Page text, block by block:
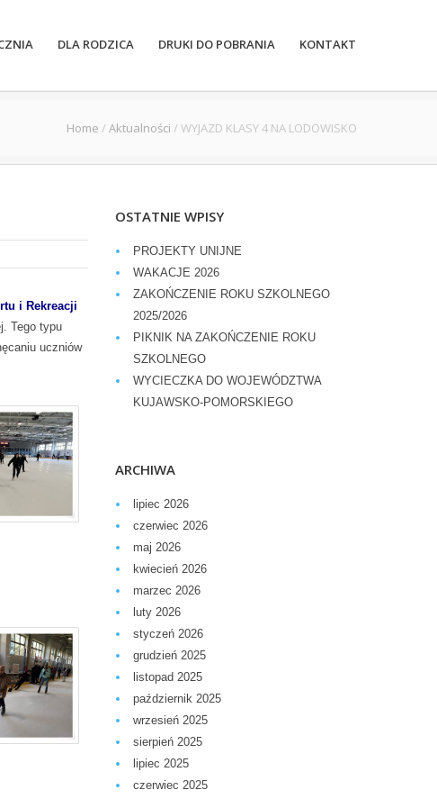
DLA RODZICA DRUKI DO POBRANIA KONTAKT
Home / Aktualności / WYJAZD KLASY 4 NA LODOWISKO
i Rekreacji
Tego typu
uczniów
OSTATNIE WPISY
PROJEKTY UNIJNE
WAKACJE 2026
ZAKOŃCZENIE ROKU SZKOLNEGO
2025/2026
PIKNIK NA ZAKOŃCZENIE ROKU
SZKOLNEGO
WYCIECZKA DO WOJEWÓDZTWA
KUJAWSKO-POMORSKIEGO
ARCHIWA
lipiec 2026
czerwiec 2026
maj 2026
kwiecień 2026
marzec 2026
luty 2026
styczeń 2026
grudzień 2025
listopad 2025
październik 2025
wrzesień 2025
sierpień 2025
lipiec 2025
czerwiec 2025